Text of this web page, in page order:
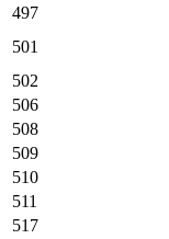
497
501
502
506
508
509
510
511
517